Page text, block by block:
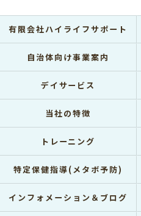
有限会社ハイライフサポート
自治体向け事業案内
デイサービス
当社の特徴
トレーニング
特定保健指導(メタボ予防)
インフォメーション＆ブログ